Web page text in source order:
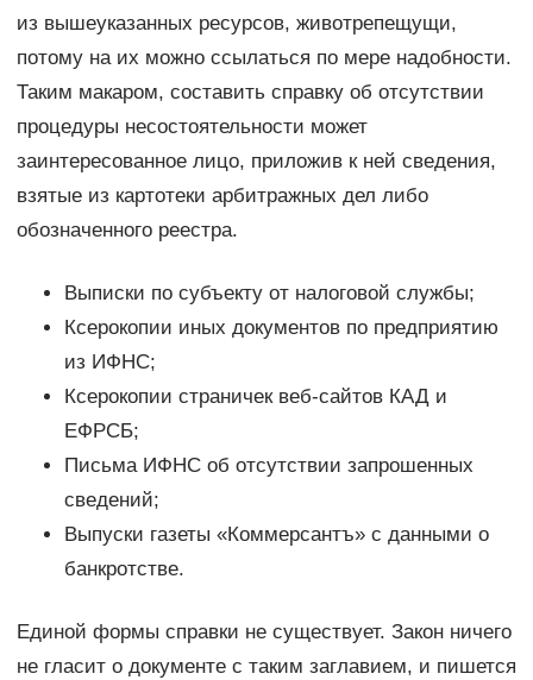
из вышеуказанных ресурсов, животрепещущи,
потому на их можно ссылаться по мере надобности.
Таким макаром, составить справку об отсутствии
процедуры несостоятельности может
заинтересованное лицо, приложив к ней сведения,
взятые из картотеки арбитражных дел либо
обозначенного реестра.
Выписки по субъекту от налоговой службы;
Ксерокопии иных документов по предприятию
из ИФНС;
Ксерокопии страничек веб-сайтов КАД и
ЕФРСБ;
Письма ИФНС об отсутствии запрошенных
сведений;
Выпуски газеты «Коммерсантъ» с данными о
банкротстве.
Единой формы справки не существует. Закон ничего
не гласит о документе с таким заглавием, и пишется